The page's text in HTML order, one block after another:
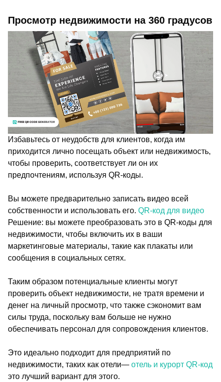
Просмотр недвижимости на 360 градусов
Избавьтесь от неудобств для клиентов, когда им
приходится лично посещать объект или недвижимость,
чтобы проверить, соответствует ли он их
предпочтениям, используя QR-коды.
Вы можете предварительно записать видео всей
собственности и использовать его. QR-код для видео
Решение: вы можете преобразовать это в QR-коды для
недвижимости, чтобы включить их в ваши
маркетинговые материалы, такие как плакаты или
сообщения в социальных сетях.
Таким образом потенциальные клиенты могут
проверить объект недвижимости, не тратя времени и
денег на личный просмотр, что также сэкономит вам
силы труда, поскольку вам больше не нужно
обеспечивать персонал для сопровождения клиентов.
Это идеально подходит для предприятий по
недвижимости, таких как отели— отель и курорт QR-код
это лучший вариант для этого.